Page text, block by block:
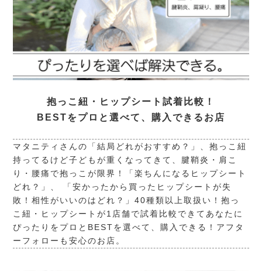
抱っこ紐・ヒップシート試着比較！
BESTをプロと選べて、購入できるお店
マタニティさんの「結局どれがおすすめ？」、抱っこ紐
持ってるけど子どもが重くなってきて、腱鞘炎・肩こ
り・腰痛で抱っこが限界！「楽ちんになるヒップシート
どれ？」、 「安かったから買ったヒップシートが失
敗！相性がいいのはどれ？」40種類以上取扱い！抱っ
こ紐・ヒップシートが1店舗で試着比較できてあなたに
ぴったりをプロとBESTを選べて、購入できる！アフタ
ーフォローも安心のお店。